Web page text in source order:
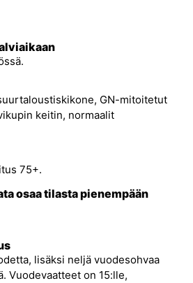
GN-mitoitetut
keitin, normaalit
75+.
osaa tilasta pienempään
lisäksi neljä vuodesohvaa
Vuodevaatteet on 15:lle,